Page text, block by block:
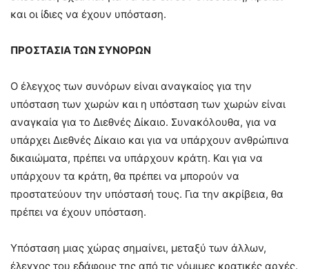
και οι ίδιες να έχουν υπόσταση.
ΠΡΟΣΤΑΣΙΑ ΤΩΝ ΣΥΝΟΡΩΝ
Ο έλεγχος των συνόρων είναι αναγκαίος για την
υπόσταση των χωρών και η υπόσταση των χωρών είναι
αναγκαία για το Διεθνές Δίκαιο. Συνακόλουθα, για να
υπάρχει Διεθνές Δίκαιο και για να υπάρχουν ανθρώπινα
δικαιώματα, πρέπει να υπάρχουν κράτη. Και για να
υπάρχουν τα κράτη, θα πρέπει να μπορούν να
προστατεύουν την υπόστασή τους. Για την ακρίβεια, θα
πρέπει να έχουν υπόσταση.
Υπόσταση μιας χώρας σημαίνει, μεταξύ των άλλων,
έλεγχος του εδάφους της από τις νόμιμες κρατικές αρχές.